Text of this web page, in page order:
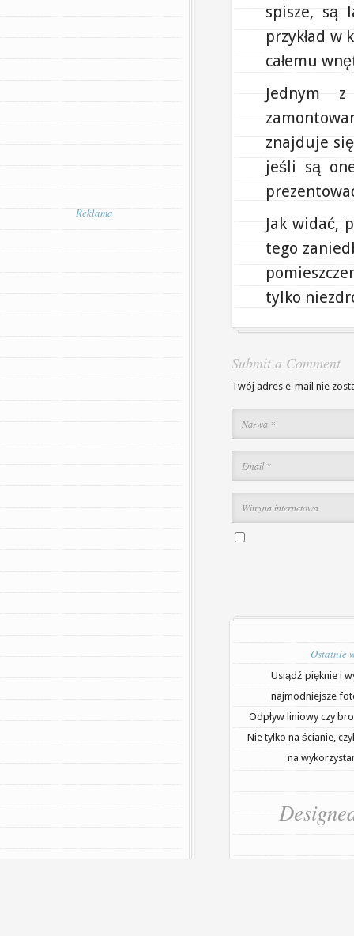
Reklama
spisze, są
przykład w
całemu
Jednym
znajduje
jeśli są
Jak widać,
tego
tylko
Submit a Comment
Twój adres e-mail nie
Ostatnie
Usiądź pięknie i
najmodniejsze
Odpływ liniowy czy
Nie tylko na ścianie,
na